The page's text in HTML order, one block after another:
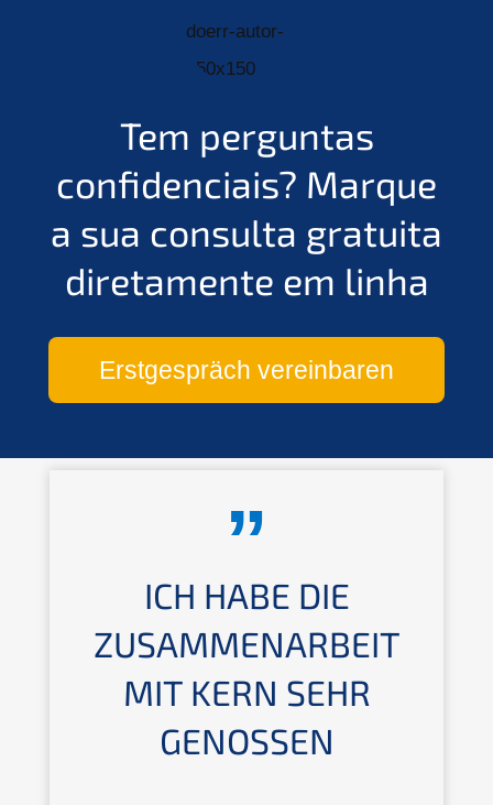
Tem perguntas
confidenciais? Marque
a sua consulta gratuita
diretamente em linha
Erstgespräch vereinbaren
ICH HABE DIE
ZUSAMMENARBEIT
MIT KERN SEHR
GENOSSEN